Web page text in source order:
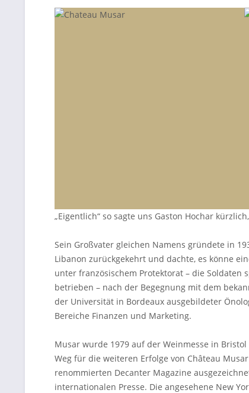
„Eigentlich“ so sagte uns Gaston Hochar
Sein Großvater gleichen Namens gründete in
Libanon zurückgekehrt und dachte, es könne
unter französischem Protektorat – die
betrieben – nach der Begegnung mit dem
der Universität in Bordeaux ausgebildeter
Bereiche Finanzen und Marketing.
Musar wurde 1979 auf der Weinmesse in
Weg für die weiteren Erfolge von Château
renommierten Decanter Magazine
internationalen Presse. Die angesehene New